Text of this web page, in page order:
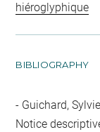
hiéroglyphique
BIBLIOGRAPHY
Guichard,
Notice